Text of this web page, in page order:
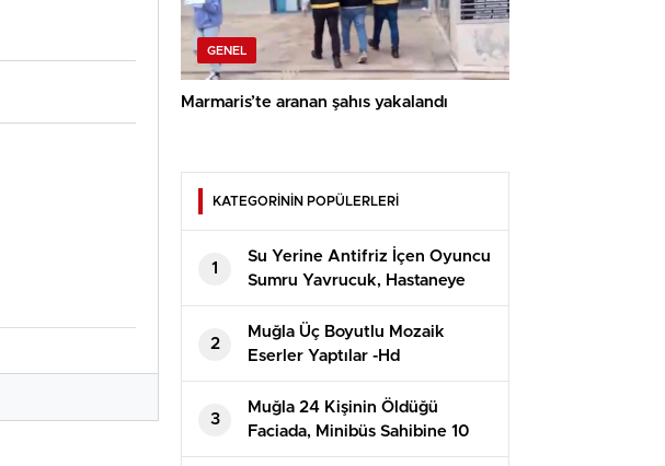
GENEL
Marmaris’te aranan şahıs yakalandı
KATEGORİNİN POPÜLERLERİ
1
Su Yerine Antifriz İçen Oyuncu
Sumru Yavrucuk, Hastaneye
Kaldırıldı
2
Muğla Üç Boyutlu Mozaik
Eserler Yaptılar -Hd
3
Muğla 24 Kişinin Öldüğü
Faciada, Minibüs Sahibine 10
Yıl Hapis